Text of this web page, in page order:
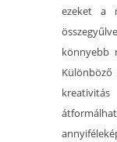
ezeket a
könnyebb